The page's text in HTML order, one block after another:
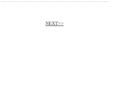
NEXT>>